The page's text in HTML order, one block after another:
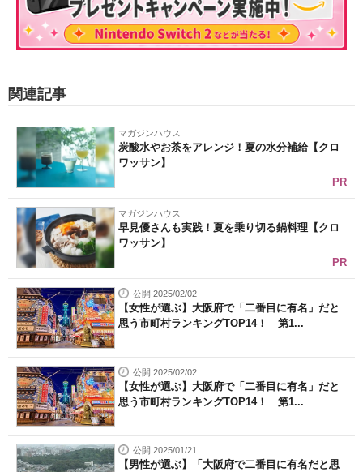
関連記事
マガジンハウス
炭酸水やお茶をアレンジ！夏の水分補給【クロ
ワッサン】
PR
マガジンハウス
早見優さんも実践！夏を乗り切る鍋料理【クロ
ワッサン】
PR
公開 2025/02/02
【女性が選ぶ】大阪府で「二番目に有名」だと
思う市町村ランキングTOP14！ 第1...
公開 2025/02/02
【女性が選ぶ】大阪府で「二番目に有名」だと
思う市町村ランキングTOP14！ 第1...
公開 2025/01/21
【男性が選ぶ】「大阪府で二番目に有名だと思